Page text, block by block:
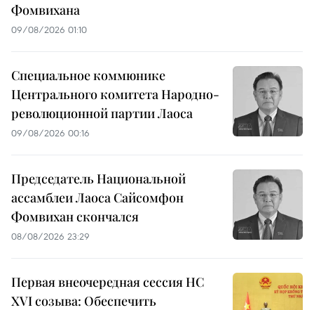
Фомвихана
09/08/2026 01:10
Специальное коммюнике
Центрального комитета Народно-
революционной партии Лаоса
09/08/2026 00:16
Председатель Национальной
ассамблеи Лаоса Сайсомфон
Фомвихан скончался
08/08/2026 23:29
Первая внеочередная сессия НС
XVI созыва: Обеспечить